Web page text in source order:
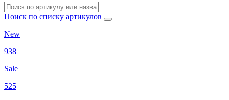
Поиск по списку артикулов
New
938
Sale
525